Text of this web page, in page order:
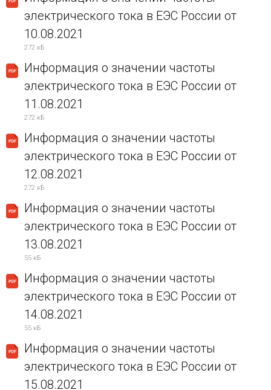
электрического тока в ЕЭС России от
10.08.2021
272 кБ
Информация о значении частоты
электрического тока в ЕЭС России от
11.08.2021
272 кБ
Информация о значении частоты
электрического тока в ЕЭС России от
12.08.2021
272 кБ
Информация о значении частоты
электрического тока в ЕЭС России от
13.08.2021
55 кБ
Информация о значении частоты
электрического тока в ЕЭС России от
14.08.2021
55 кБ
Информация о значении частоты
электрического тока в ЕЭС России от
15.08.2021